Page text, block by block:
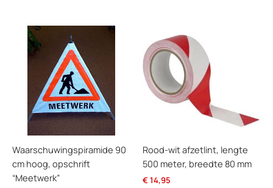
Waarschuwingspiramide 90
cm hoog, opschrift
“Meetwerk”
Rood-wit afzetlint, lengte
500 meter, breedte 80 mm
€ 14,95